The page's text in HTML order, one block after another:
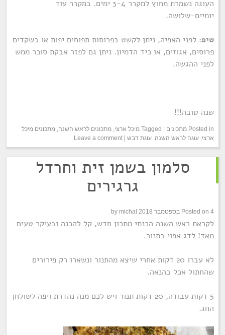
העוגה נשמרת מחוץ למקרר 3-4 ימים. במקרר עוד
יומיים-שלושה.
טיפ: לפני האפיה, ניתן לקשט בפרוסות תפוחים יפות או בשקדים
פרוסים, אגוזים, או כיד הדמיון. ניתן גם לפזר אבקת סוכר ממש
לפני ההגשה.
שנה טובה!!!
Posted in מתכונים |
Tagged מיכל ארצי ,מתכונים לראש השנה ,מתכונים מיכל
ארצי ,עוגה לראש השנה ,עוגת דבש |
Leave a comment
סלמון בשמן זית וחרדל
גרגירים
Posted on 4 בספטמבר 2018 by michal
לקראת ראש השנה הכנתי מתכון חדש, קל להכנה ובעיקר טעים
מאד! לדג אפוי בתנור.
לא עברו 20 דקות אחרי שיצא מהתנור ונשארו רק פירורים
שהחתול אכל בהנאה.
5 דקות עבודה, 20 דקות תנור ויש לכם מנה נהדרת ויפה לשולחן
החג.